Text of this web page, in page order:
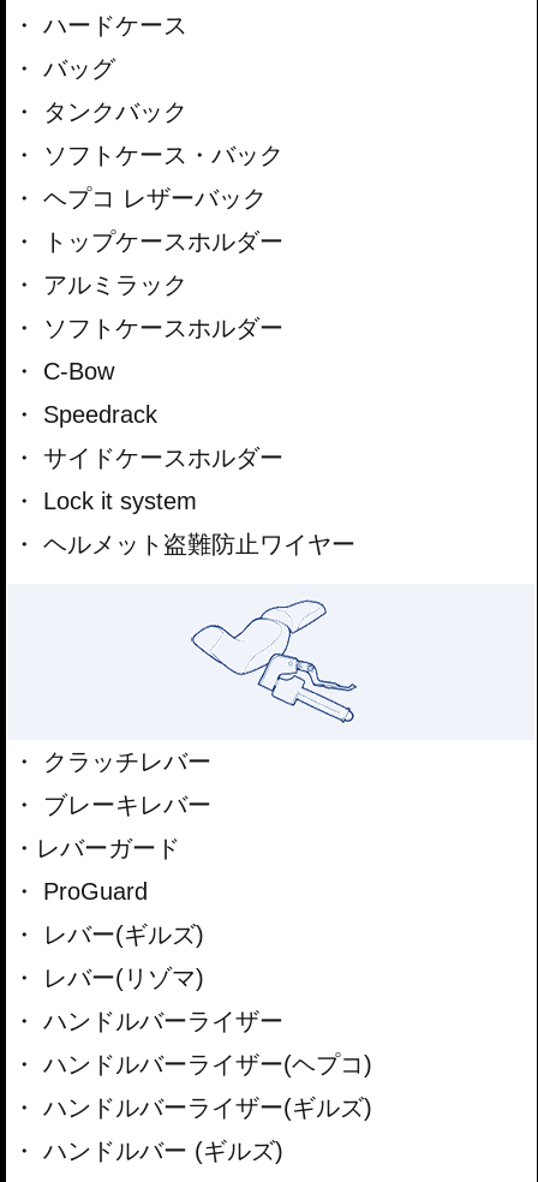
ハードケース
バッグ
タンクバック
ソフトケース・バック
ヘプコ レザーバック
トップケースホルダー
アルミラック
ソフトケースホルダー
C-Bow
Speedrack
サイドケースホルダー
Lock it system
ヘルメット盗難防止ワイヤー
クラッチレバー
ブレーキレバー
レバーガード
ProGuard
レバー(ギルズ)
レバー(リゾマ)
ハンドルバーライザー
ハンドルバーライザー(ヘプコ)
ハンドルバーライザー(ギルズ)
ハンドルバー (ギルズ)